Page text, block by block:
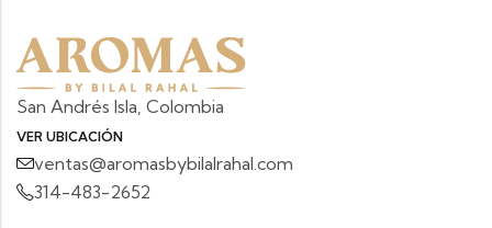
San Andrés Isla, Colombia
VER UBICACIÓN
ventas@aromasbybilalrahal.com
314-483-2652